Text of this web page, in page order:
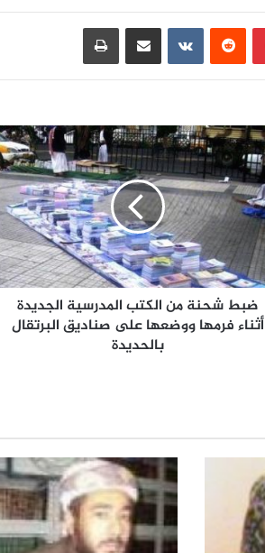
بينتيريست مشاركة عبر البريد طباعة
ضبط شحنة من الكتب المدرسية الجديدة
أثناء فرمها ووضعها على صناديق البرتقال
بالحديدة